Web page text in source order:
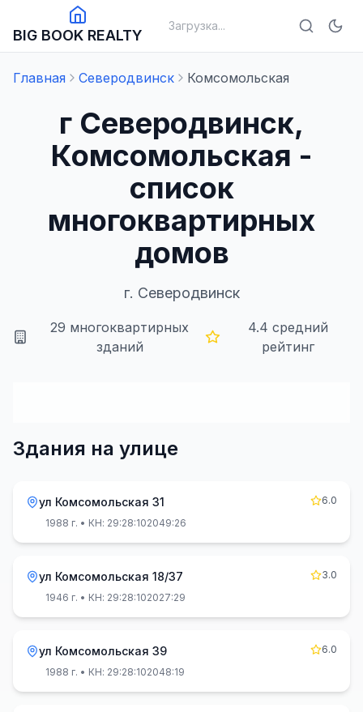
BIG BOOK REALTY
Загрузка...
Главная Северодвинск Комсомольская
г Северодвинск,
Комсомольская -
список
многоквартирных
домов
г. Северодвинск
29 многоквартирных
зданий
4.4 средний
рейтинг
Здания на улице
ул Комсомольская 31
6.0
1988 г. • КН: 29:28:102049:26
ул Комсомольская 18/37
3.0
1946 г. • КН: 29:28:102027:29
ул Комсомольская 39
6.0
1988 г. • КН: 29:28:102048:19